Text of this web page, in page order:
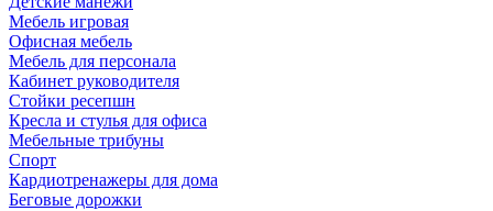
Мебель игровая
Офисная мебель
Мебель для персонала
Кабинет руководителя
Стойки ресепшн
Кресла и стулья для офиса
Мебельные трибуны
Спорт
Кардиотренажеры для дома
Беговые дорожки